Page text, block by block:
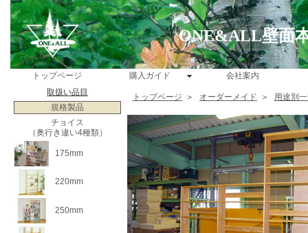
ONE&ALL壁面
トップページ 購入ガイド
会社案内
取扱い品目
規格製品
チョイス
（奥行き違い4種類）
175mm
220mm
250mm
トップページ ＞ オーダーメイド ＞ 用途別